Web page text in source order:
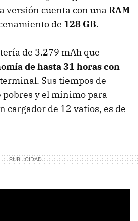
versión cuenta con una RAM
de 128 GB.
de 3.279 mAh que
de hasta 31 horas con
Sus tiempos de
pobres y el mínimo para
cargador de 12 vatios, es de